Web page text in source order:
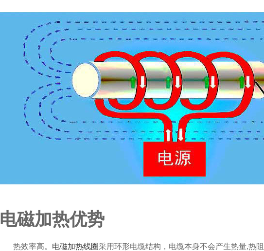
电磁加热优势
热效率高。 电磁加热线圈采用环形电缆结构，电缆本身不会产生热量,热